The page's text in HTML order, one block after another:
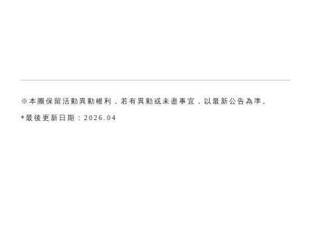
※本團保留活動異動權利，若有異動或未盡事宜，以最新公告為準。
*最後更新日期：2026.04